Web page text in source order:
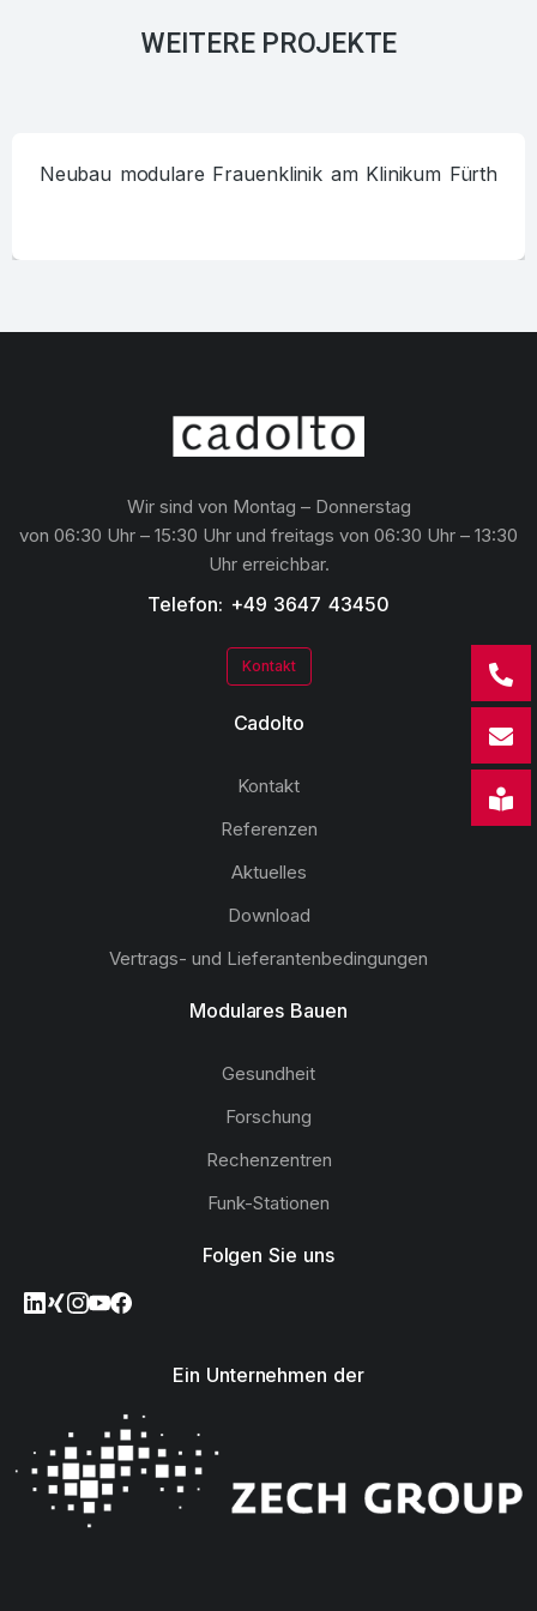
WEITERE PROJEKTE
Neubau modulare Frauenklinik am Klinikum Fürth
Wir sind von Montag – Donnerstag
von 06:30 Uhr – 15:30 Uhr und freitags von 06:30 Uhr – 13:30
Uhr erreichbar.
Telefon: +49 3647 43450
Kontakt
Cadolto
Kontakt
Referenzen
Aktuelles
Download
Vertrags- und Lieferantenbedingungen
Modulares Bauen
Gesundheit
Forschung
Rechenzentren
Funk-Stationen
Folgen Sie uns
Ein Unternehmen der